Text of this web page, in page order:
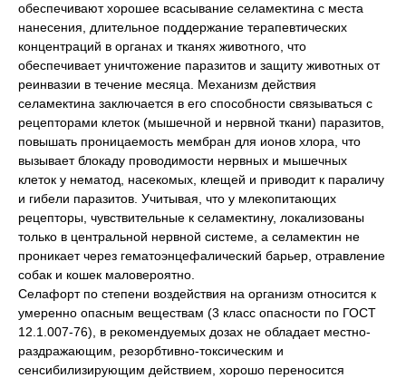
обеспечивают хорошее всасывание селамектина с места
нанесения, длительное поддержание терапевтических
концентраций в органах и тканях животного, что
обеспечивает уничтожение паразитов и защиту животных от
реинвазии в течение месяца. Механизм действия
селамектина заключается в его способности связываться с
рецепторами клеток (мышечной и нервной ткани) паразитов,
повышать проницаемость мембран для ионов хлора, что
вызывает блокаду проводимости нервных и мышечных
клеток у нематод, насекомых, клещей и приводит к параличу
и гибели паразитов. Учитывая, что у млекопитающих
рецепторы, чувствительные к селамектину, локализованы
только в центральной нервной системе, а селамектин не
проникает через гематоэнцефалический барьер, отравление
собак и кошек маловероятно.
Селафорт по степени воздействия на организм относится к
умеренно опасным веществам (3 класс опасности по ГОСТ
12.1.007-76), в рекомендуемых дозах не обладает местно-
раздражающим, резорбтивно-токсическим и
сенсибилизирующим действием, хорошо переносится